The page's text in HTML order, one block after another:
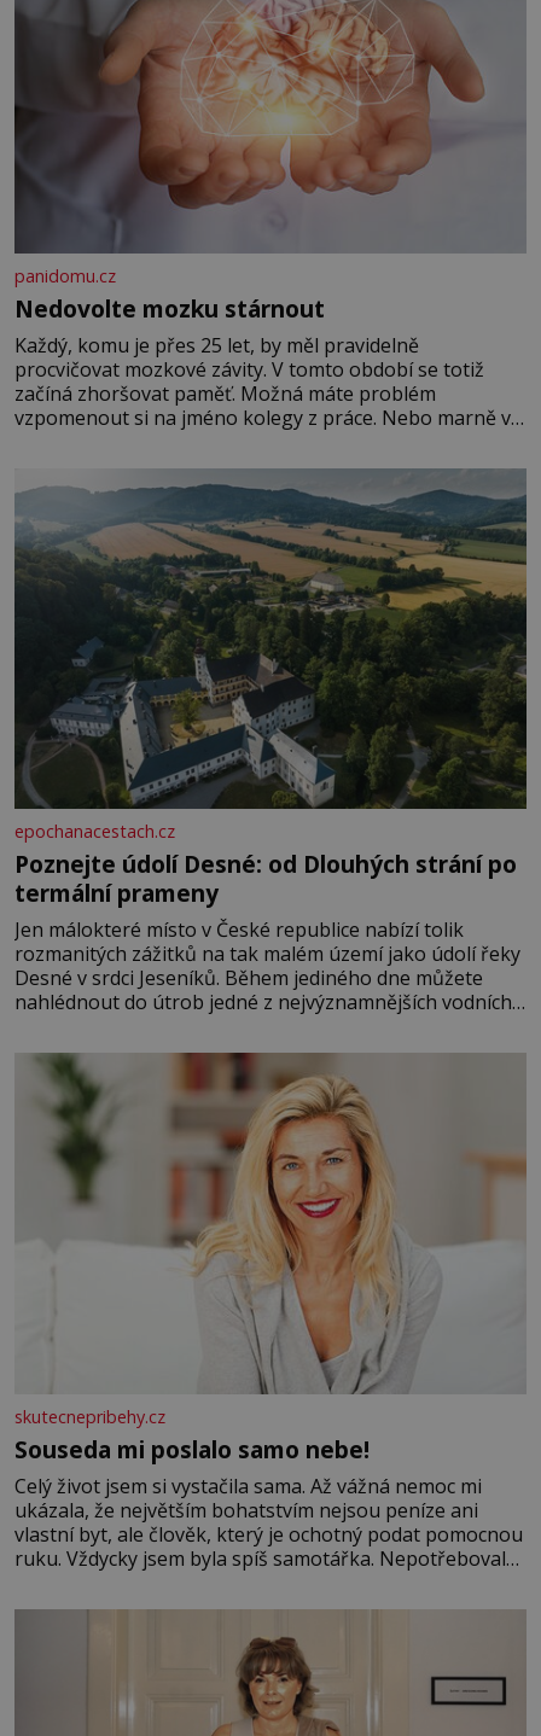
panidomu.cz
Nedovolte mozku stárnout
Každý, komu je přes 25 let, by měl pravidelně
procvičovat mozkové závity. V tomto období se totiž
začíná zhoršovat paměť. Možná máte problém
vzpomenout si na jméno kolegy z práce. Nebo marně v
Je to opravdu tak, s věkem jako kdyby se paměť
rozhodla stávkovat. Cvičte
epochanacestach.cz
Poznejte údolí Desné: od Dlouhých strání po
termální prameny
Jen málokteré místo v České republice nabízí tolik
rozmanitých zážitků na tak malém území jako údolí řeky
Desné v srdci Jeseníků. Během jediného dne můžete
nahlédnout do útrob jedné z nejvýznamnějších vodních
se na koloběžce a den zakončit poznáváním památek ve
Velkých Losinách nebo v termálním
skutecnepribehy.cz
Souseda mi poslalo samo nebe!
Celý život jsem si vystačila sama. Až vážná nemoc mi
ukázala, že největším bohatstvím nejsou peníze ani
vlastní byt, ale člověk, který je ochotný podat pomocnou
ruku. Vždycky jsem byla spíš samotářka. Nepotřebovala
mi knihy, práce a hlavně klid. Hned po studiích jsem